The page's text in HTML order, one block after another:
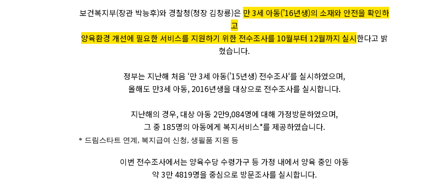
보건복지부(장관 박능후)와 경찰청(청장 김창룡)은 만 3세 아동(’16년생)의 소재와 안전을 확인하
고
양육환경 개선에 필요한 서비스를 지원하기 위한 전수조사를 10월부터 12월까지 실시한다고 밝
혔습니다.
정부는 지난해 처음 ‘만 3세 아동(’15년생) 전수조사‘를 실시하였으며,
올해도 만3세 아동, 2016년생을 대상으로 전수조사를 실시합니다.
지난해의 경우, 대상 아동 2만9,084명에 대해 가정방문하였으며,
그 중 185명의 아동에게 복지서비스*를 제공하였습니다.
* 드림스타트 연계, 복지급여 신청, 생필품 지원 등
이번 전수조사에서는 양육수당 수령가구 등 가정 내에서 양육 중인 아동
약 3만 4819명을 중심으로 방문조사를 실시합니다.